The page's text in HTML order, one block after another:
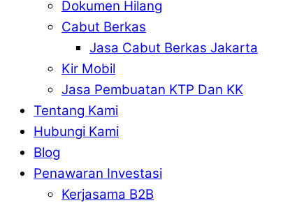
Dokumen Hilang
Cabut Berkas
Jasa Cabut Berkas Jakarta
Kir Mobil
Jasa Pembuatan KTP Dan KK
Tentang Kami
Hubungi Kami
Blog
Penawaran Investasi
Kerjasama B2B